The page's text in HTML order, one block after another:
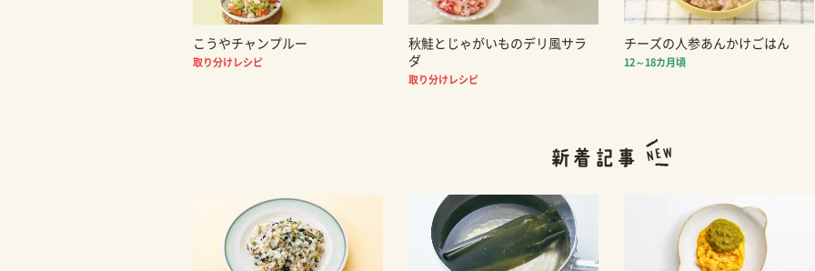
こうやチャンプルー
取り分けレシピ
秋鮭とじゃがいものデリ風サラ
ダ
取り分けレシピ
チーズの人参あんかけごはん
12～18カ月頃